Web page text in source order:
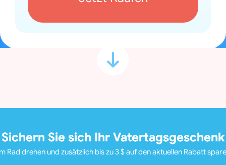
Sichern Sie sich Ihr Vatertagsgeschenk
Rad drehen und zusätzlich bis zu3 $auf den aktuellen Rabatt